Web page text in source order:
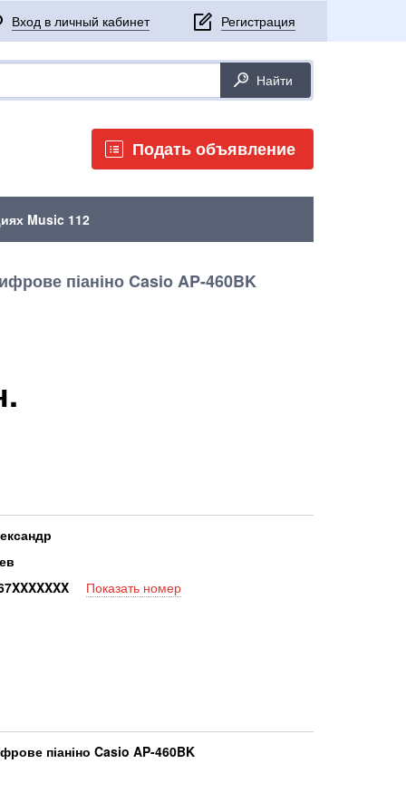
Подать объявление
Music 112
піаніно Casio AP-460BK
7XXXXXXX Показать номер
піаніно Casio AP-460BK